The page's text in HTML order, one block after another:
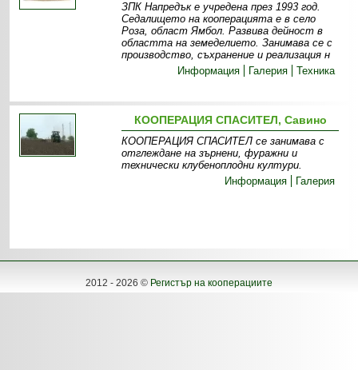
ЗПК Напредък е учредена през 1993 год.
Седалището на кооперацията е в село
Роза, област Ямбол. Развива дейност в
областта на земеделието. Занимава се с
производство, съхранение и реализация н
Информация
Галерия Техника
КООПЕРАЦИЯ СПАСИТЕЛ, Савино
КООПЕРАЦИЯ СПАСИТЕЛ се занимава с
отглеждане на зърнени, фуражни и
технически клубеноплодни култури.
Информация
Галерия
2012 - 2026 © Регистър на кооперациите